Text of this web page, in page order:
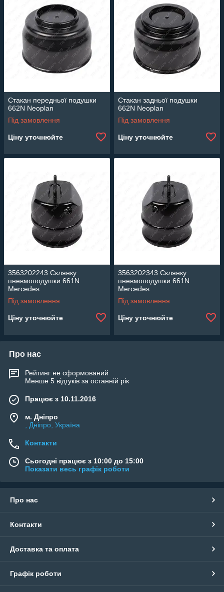
Стакан передньої подушки
662N Neoplan
Під замовлення
Ціну уточнюйте
Стакан задньої подушки
662N Neoplan
Під замовлення
Ціну уточнюйте
3563202243 Склянку
пневмоподушки 661N
Mercedes
Під замовлення
Ціну уточнюйте
3563202343 Склянку
пневмоподушки 661N
Mercedes
Під замовлення
Ціну уточнюйте
Про нас
Рейтинг не сформований
Менше 5 відгуків за останній рік
Працює з 10.11.2016
м. Дніпро
, Дніпро, Україна
Контакти
Сьогодні працює з 10:00 до 15:00
Показати весь графік роботи
Про нас
Контакти
Доставка та оплата
Графік роботи